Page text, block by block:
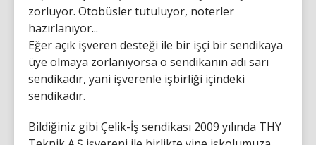
zorluyor. Otobüsler tutuluyor, noterler
hazırlanıyor...
Eğer açık işveren desteği ile bir işçi bir sendikaya
üye olmaya zorlanıyorsa o sendikanın adı sarı
sendikadır, yani işverenle işbirliği içindeki
sendikadır.
Bildiğiniz gibi Çelik-İş sendikası 2009 yılında THY